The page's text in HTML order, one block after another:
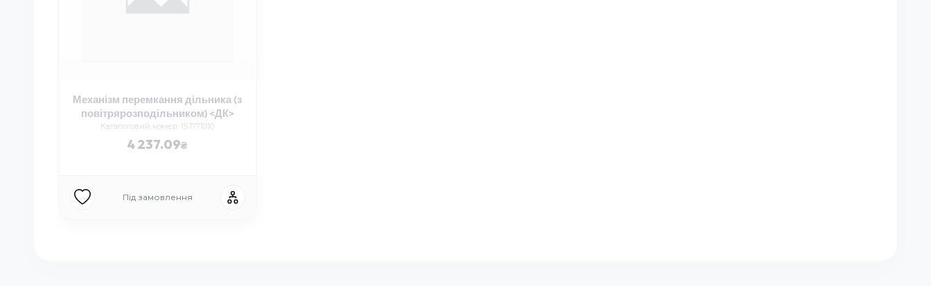
Механізм перемкання дільника (з
повітрярозподільником) <ДК>
Каталоговий номер: 15.1771010
4 237.09
Під замовлення